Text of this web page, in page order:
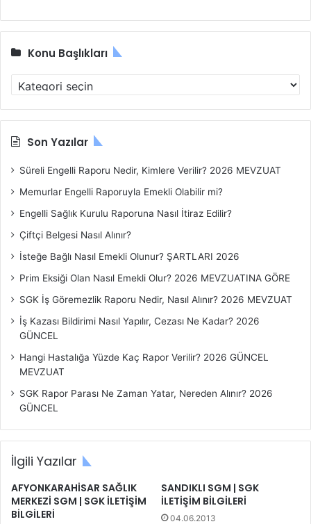
Konu Başlıkları
o
n
B
ş
ı
k
r
Son Yazılar
Süreli Engelli Raporu Nedir, Kimlere Verilir? 2026 MEVZUAT
Memurlar Engelli Raporuyla Emekli Olabilir mi?
Engelli Sağlık Kurulu Raporuna Nasıl İtiraz Edilir?
Çiftçi Belgesi Nasıl Alınır?
İsteğe Bağlı Nasıl Emekli Olunur? ŞARTLARI 2026
Prim Eksiği Olan Nasıl Emekli Olur? 2026 MEVZUATINA GÖRE
SGK İş Göremezlik Raporu Nedir, Nasıl Alınır? 2026 MEVZUAT
İş Kazası Bildirimi Nasıl Yapılır, Cezası Ne Kadar? 2026
GÜNCEL
Hangi Hastalığa Yüzde Kaç Rapor Verilir? 2026 GÜNCEL
MEVZUAT
SGK Rapor Parası Ne Zaman Yatar, Nereden Alınır? 2026
GÜNCEL
İlgili Yazılar
AFYONKARAHİSAR SAĞLIK
MERKEZİ SGM | SGK İLETİŞİM
BİLGİLERİ
SANDIKLI SGM | SGK
İLETİŞİM BİLGİLERİ
04.06.2013